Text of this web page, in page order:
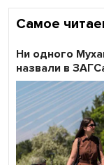
Самое
Ни одного
назвали в